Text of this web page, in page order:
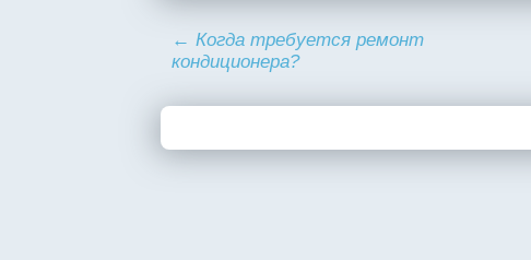
← Когда требуется ремонт
кондиционера?